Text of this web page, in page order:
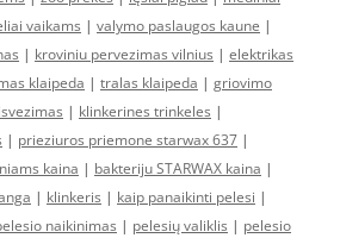
vaikams | valymo paslaugos kaune |
| kroviniu pervezimas vilnius | elektrikas
klaipeda | tralas klaipeda | griovimo
| klinkerines trinkeles |
| prieziuros priemone starwax 637 |
kaina | bakteriju STARWAX kaina |
| klinkeris | kaip panaikinti pelesi |
naikinimas | pelesių valiklis | pelesio